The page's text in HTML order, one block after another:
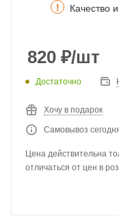
! Качество
820 ₽/шт
Достаточно
Хочу в подарок
Самовывоз
Цена действительна
отличаться от цен в